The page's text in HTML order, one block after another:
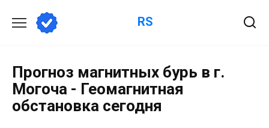
содержанию
RS
Прогноз магнитных бурь в г.
Могоча - Геомагнитная
обстановка сегодня